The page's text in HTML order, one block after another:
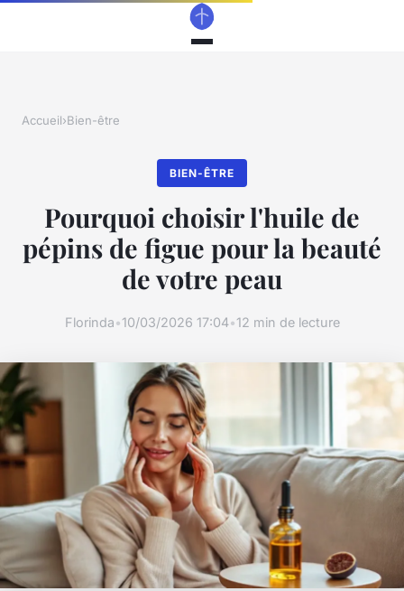
Accueil›Bien-être
BIEN-ÊTRE
Pourquoi choisir l'huile de
pépins de figue pour la beauté
de votre peau
Florinda•10/03/2026 17:04•12 min de lecture